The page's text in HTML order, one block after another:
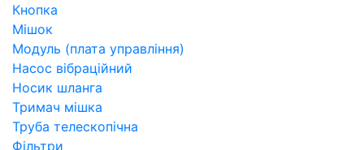
Кнопка
Мішок
Модуль (плата управління)
Насос вібраційний
Носик шланга
Тримач мішка
Труба телескопічна
Фільтри